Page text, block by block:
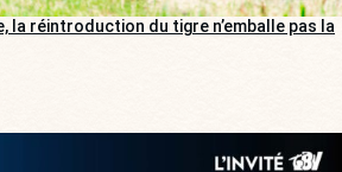
la réintroduction du tigre n’emballe pas la